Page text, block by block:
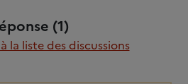
(1)
la liste des discussions